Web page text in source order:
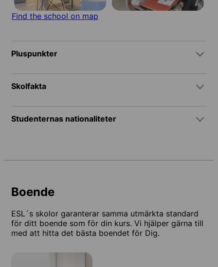
Find the school on map
Pluspunkter
Skolfakta
Studenternas nationaliteter
Boende
ESL´s skolor garanterar samma utmärkta standard
för ditt boende som för din kurs. Vi hjälper gärna till
med att hitta det bästa boendet för Dig.